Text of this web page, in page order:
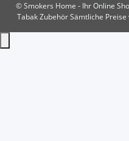
© Smokers Home - Ihr Online
Tabak ZubehörSämtliche Preise